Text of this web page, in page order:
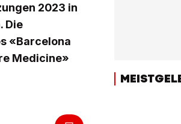
2023 in
Die
«Barcelona
Medicine»